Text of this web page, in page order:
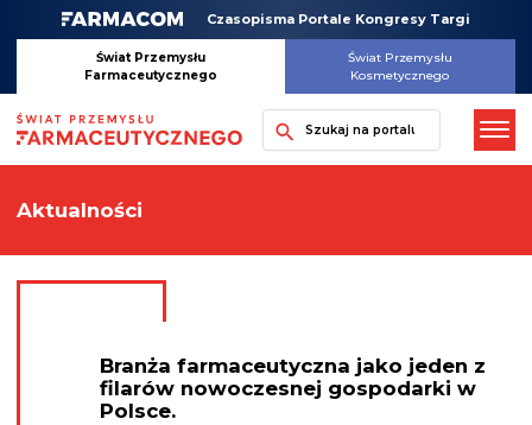
Czasopisma Portale Kongresy Targi
Świat Przemysłu
Farmaceutycznego
Świat Przemysłu
Kosmetycznego
Szukaj
Aktualności
Branża farmaceutyczna jako jeden z
filarów nowoczesnej gospodarki w
Polsce.